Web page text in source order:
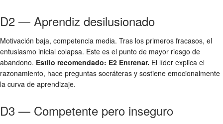
D2 — Aprendiz desilusionado
Motivación baja, competencia media. Tras los primeros fracasos, el
entusiasmo inicial colapsa. Este es el punto de mayor riesgo de
abandono. Estilo recomendado: E2 Entrenar. El líder explica el
razonamiento, hace preguntas socráteras y sostiene emocionalmente
la curva de aprendizaje.
D3 — Competente pero inseguro